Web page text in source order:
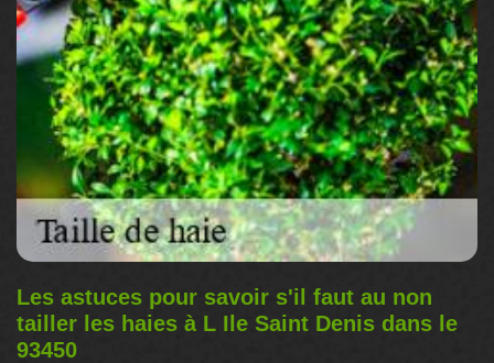
Les astuces pour savoir s'il faut au non
tailler les haies à L Ile Saint Denis dans le
93450